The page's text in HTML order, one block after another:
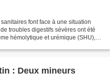
font face à une situation
troubles digestifs sévères ont été
hémolytique et urémique (SHU),
: Deux mineurs